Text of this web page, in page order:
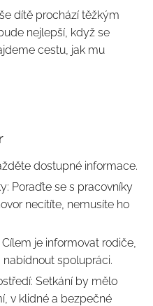
dítě prochází těžkým
nejlepší, když se
cestu, jak mu
dostupné informace.
Poraďte se s pracovníky
necítíte, nemusíte ho
je informovat rodiče,
spolupráci.
Setkání by mělo
v klidné a bezpečné